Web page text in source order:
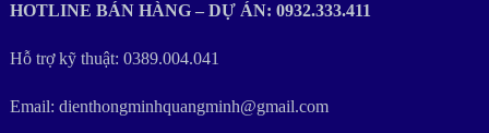
HOTLINE BÁN HÀNG – DỰ ÁN: 0932.333.411
Hỗ trợ kỹ thuật: 0389.004.041
Email: dienthongminhquangminh@gmail.com